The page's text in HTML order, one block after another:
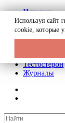
История
Биография
Криминал
Реклама на
Тестостерон
Журналы
Используя сайт
cookie, которые